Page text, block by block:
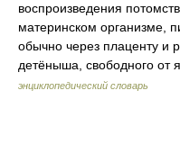
воспроизведения
материнском организме,
обычно через плаценту и
детёныша, свободного
энциклопедический словарь